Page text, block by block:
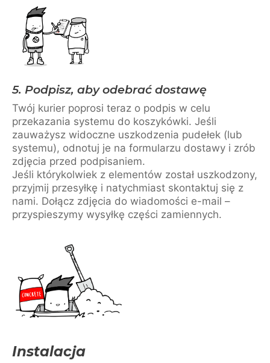
5. Podpisz, aby odebrać dostawę
Twój kurier poprosi teraz o podpis w celu
przekazania systemu do koszykówki. Jeśli
zauważysz widoczne uszkodzenia pudełek (lub
systemu), odnotuj je na formularzu dostawy i zrób
zdjęcia przed podpisaniem.
Jeśli którykolwiek z elementów został uszkodzony,
przyjmij przesyłkę i natychmiast skontaktuj się z
nami. Dołącz zdjęcia do wiadomości e-mail –
przyspieszymy wysyłkę części zamiennych.
Instalacja